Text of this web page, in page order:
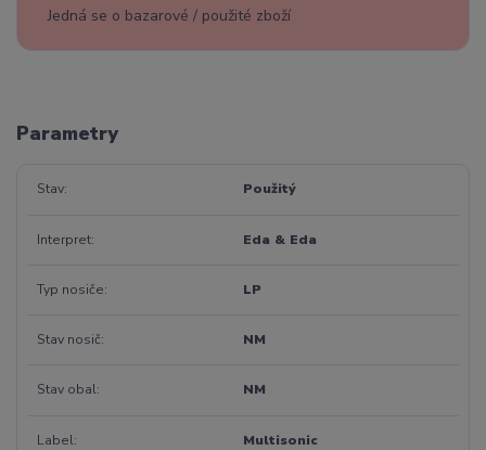
Jedná se o bazarové / použité zboží
Parametry
Stav Použitý
Interpret Eda & Eda
Typ nosiče LP
Stav nosič NM
Stav obal NM
Label Multisonic